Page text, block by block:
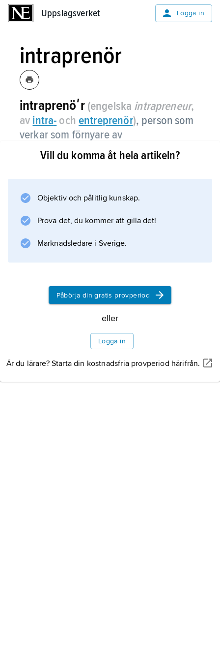
Uppslagsverket Logga in
intraprenör
intraprenöʹr (engelska intrapreneur,
av intra- ochentreprenör), person som
verkar som förnyare av
affärsverksamheten inom ett större
företag eller av en offentlig förvaltning.
organisationen som ledare för
och startar egna företag, ofta med den
tidigare arbetsgivaren som kund (blir
extraprenörer
Information om artikeln
Vill du komma åt hela artikeln?
Objektiv och pålitlig kunskap.
Prova det, du kommer att gilla det!
Marknadsledare i Sverige.
Påbörja din gratis provperiod
eller
Logga in
Är du lärare? Starta din kostnadsfria provperiod härifrån.